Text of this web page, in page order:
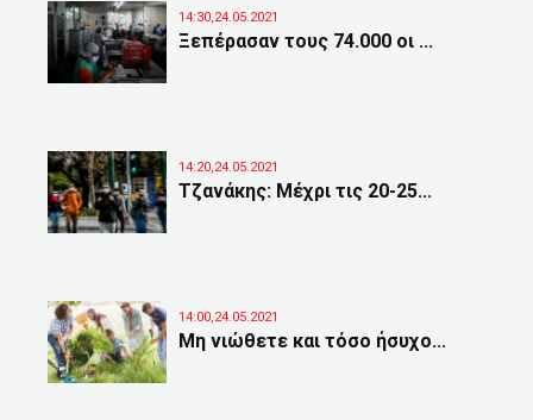
14:30,24.05.2021
Ξεπέρασαν τους 74.000 οι ...
14:20,24.05.2021
Τζανάκης: Μέχρι τις 20-25...
14:00,24.05.2021
Μη νιώθετε και τόσο ήσυχο...